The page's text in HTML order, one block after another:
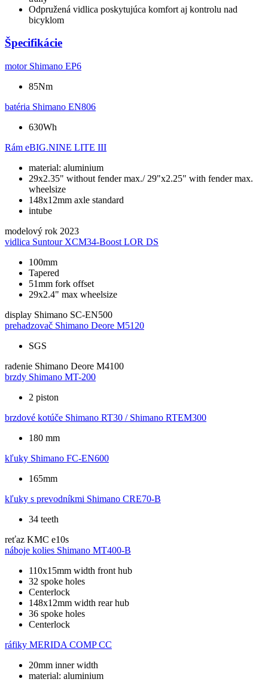
Odpružená vidlica poskytujúca komfort aj kontrolu nad
bicyklom
Špecifikácie
motor Shimano EP6
85Nm
batéria Shimano EN806
630Wh
Rám eBIG.NINE LITE III
material: aluminium
29x2.35" without fender max./ 29"x2.25" with fender max.
wheelsize
148x12mm axle standard
intube
modelový rok 2023
vidlica Suntour XCM34-Boost LOR DS
100mm
Tapered
51mm fork offset
29x2.4" max wheelsize
display Shimano SC-EN500
prehadzovač Shimano Deore M5120
SGS
radenie Shimano Deore M4100
brzdy Shimano MT-200
2 piston
brzdové kotúče Shimano RT30 / Shimano RTEM300
180 mm
kľuky Shimano FC-EN600
165mm
kľuky s prevodníkmi Shimano CRE70-B
34 teeth
reťaz KMC e10s
náboje kolies Shimano MT400-B
110x15mm width front hub
32 spoke holes
Centerlock
148x12mm width rear hub
36 spoke holes
Centerlock
ráfiky MERIDA COMP CC
20mm inner width
material: aluminium